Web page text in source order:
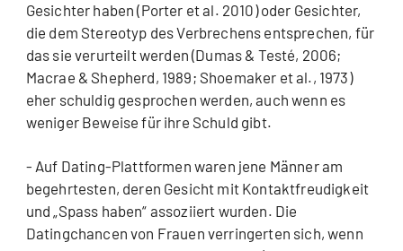
Gesichter haben (Porter et al. 2010) oder Gesichter,
die dem Stereotyp des Verbrechens entsprechen, für
das sie verurteilt werden (Dumas & Testé, 2006;
Macrae & Shepherd, 1989; Shoemaker et al., 1973)
eher schuldig gesprochen werden, auch wenn es
weniger Beweise für ihre Schuld gibt.
- Auf Dating-Plattformen waren jene Männer am
begehrtesten, deren Gesicht mit Kontaktfreudigkeit
und „Spass haben“ assoziiert wurden. Die
Datingchancen von Frauen verringerten sich, wenn